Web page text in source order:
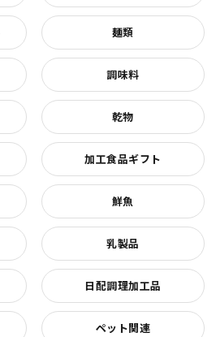
麺類
調味料
乾物
加工食品ギフト
鮮魚
乳製品
日配調理加工品
ペット関連